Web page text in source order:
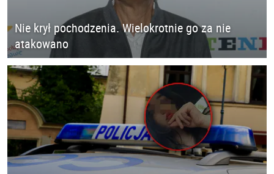
Nie krył pochodzenia. Wielokrotnie go za nie
atakowano